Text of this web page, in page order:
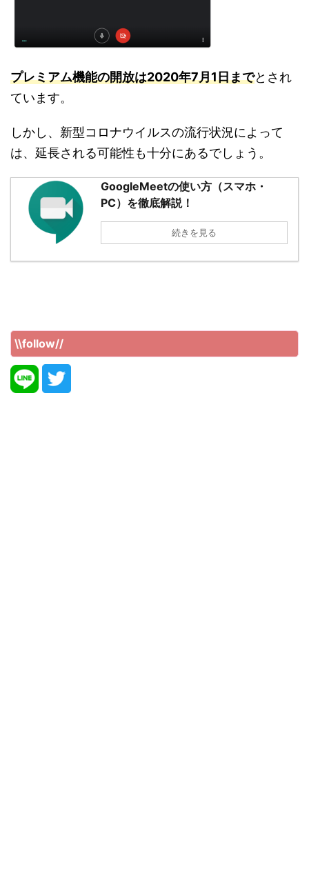
プレミアム機能の開放は2020年7月1日までとされ
ています。
しかし、新型コロナウイルスの流行状況によって
は、延長される可能性も十分にあるでしょう。
GoogleMeetの使い方（スマホ・
PC）を徹底解説！
続きを見る
\\follow//